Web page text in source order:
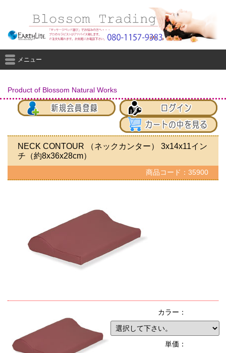
メニュー
Product of Blossom Natural Works
NECK CONTOUR （ネックカンター） 3x14x11イン
チ（約8x36x28cm）
商品コード：35900
カラー：
単価：